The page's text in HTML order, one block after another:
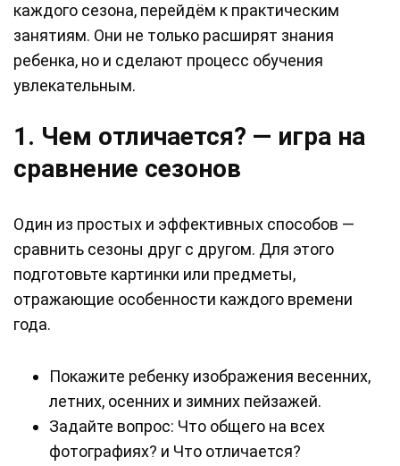
каждого сезона, перейдём к практическим
занятиям. Они не только расширят знания
ребенка, но и сделают процесс обучения
увлекательным.
1. Чем отличается? — игра на
сравнение сезонов
Один из простых и эффективных способов —
сравнить сезоны друг с другом. Для этого
подготовьте картинки или предметы,
отражающие особенности каждого времени
года.
Покажите ребенку изображения весенних,
летних, осенних и зимних пейзажей.
Задайте вопрос: Что общего на всех
фотографиях? и Что отличается?